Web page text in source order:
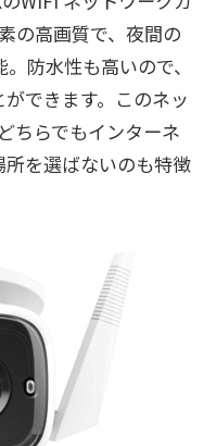
の高画質で、夜間の
防水性も高いので、
できます。このネッ
ちらでもインターネ
を選ばないのも特徴